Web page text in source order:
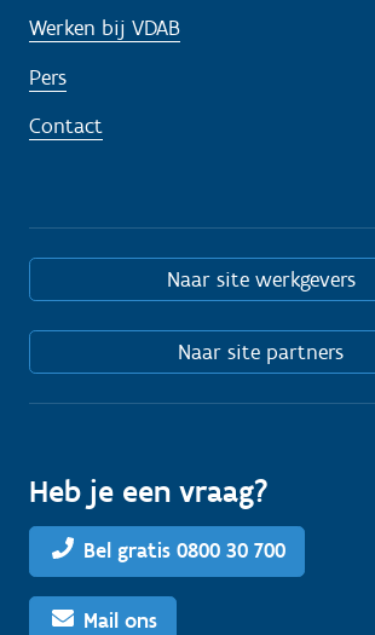
Werken bij VDAB
Pers
Contact
Naar site werkgevers
Naar site partners
Heb je een vraag?
Bel gratis 0800 30 700
Mail ons